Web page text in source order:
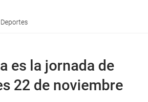
Deportes
es la jornada de
22 de noviembre